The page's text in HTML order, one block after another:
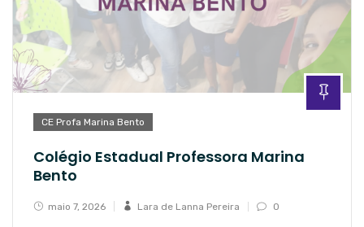
CE Profa Marina Bento
Colégio Estadual Professora Marina
Bento
maio 7, 2026 Lara de Lanna Pereira 0